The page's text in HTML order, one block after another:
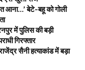
बेटे-बहू को गोली
में पुलिस की बड़ी
गिरफ्तार
सैनी हत्याकांड में बड़ा